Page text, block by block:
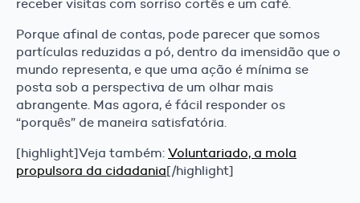
receber visitas com sorriso cortês e um café.
Porque afinal de contas, pode parecer que somos
partículas reduzidas a pó, dentro da imensidão que o
mundo representa, e que uma ação é mínima se
posta sob a perspectiva de um olhar mais
abrangente. Mas agora, é fácil responder os
“porquês” de maneira satisfatória.
[highlight]Veja também: Voluntariado, a mola
propulsora da cidadania[/highlight]